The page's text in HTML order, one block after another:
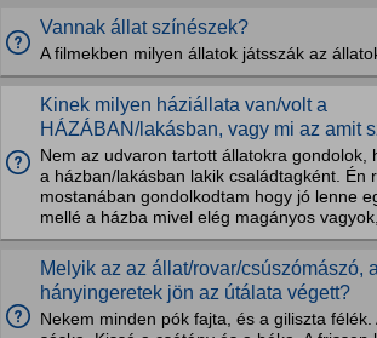
Vannak állat színészek?
A filmekben milyen állatok játsszák az
Kinek milyen háziállata van/volt a
HÁZÁBAN/lakásban, vagy mi az amit
Nem az udvaron tartott állatokra gondolok,
a házban/lakásban lakik családtagként. Én
mostanában gondolkodtam hogy jó lenne
mellé a házba mivel elég magányos
Melyik az az állat/rovar/csúszómászó,
hányingeretek jön az útálata végett?
Nekem minden pók fajta, és a giliszta félék.